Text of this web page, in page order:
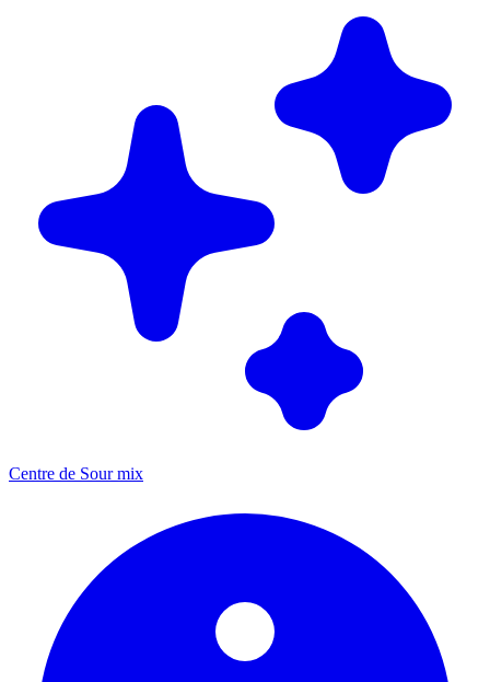
Centre de Sour mix